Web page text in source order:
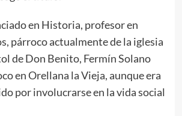
en Historia, profesor en
párroco actualmente de la iglesia
de Don Benito, Fermín Solano
en Orellana la Vieja, aunque era
por involucrarse en la vida social